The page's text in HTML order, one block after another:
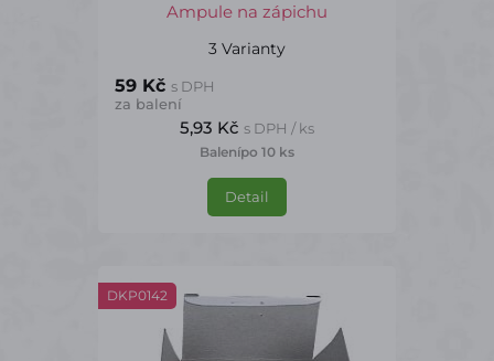
Ampule na zápichu
3 Varianty
59 Kč s DPH
za balení
5,93 Kč s DPH / ks
Balenípo 10 ks
Detail
DKP0142